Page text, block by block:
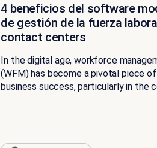
4 beneficios del software
de gestión de la fuerza
contact centers
In the digital age, workforce
(WFM) has become a pivotal piece of
business success, particularly in the